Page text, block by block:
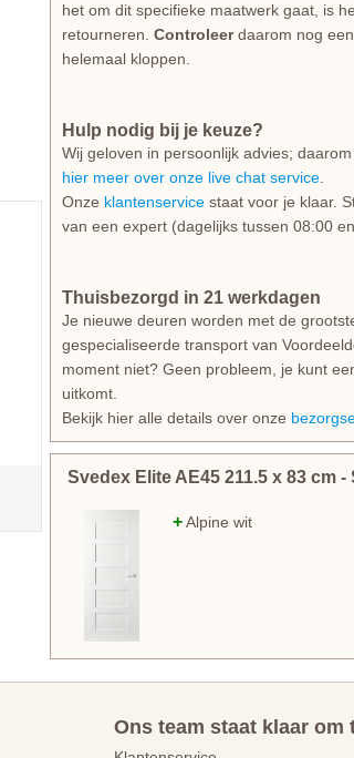
het om dit specifieke maatwerk gaat, is
retourneren. Controleerdaarom nog
helemaal kloppen.
Hulp nodig bij je keuze?
Wij geloven in persoonlijk advies;
hier meer over onze live chat service
Onze klantenservice staat voor je klaar.
van een expert (dagelijks tussen 08:00
Thuisbezorgd in 21 werkdagen
Je nieuwe deuren worden met de
gespecialiseerde transport van
moment niet? Geen probleem, je kunt
uitkomt.
Bekijk hier alle details over onze
Svedex Elite AE45 211.5 x 83 cm -
+Alpine wit
Ons team staat klaar om